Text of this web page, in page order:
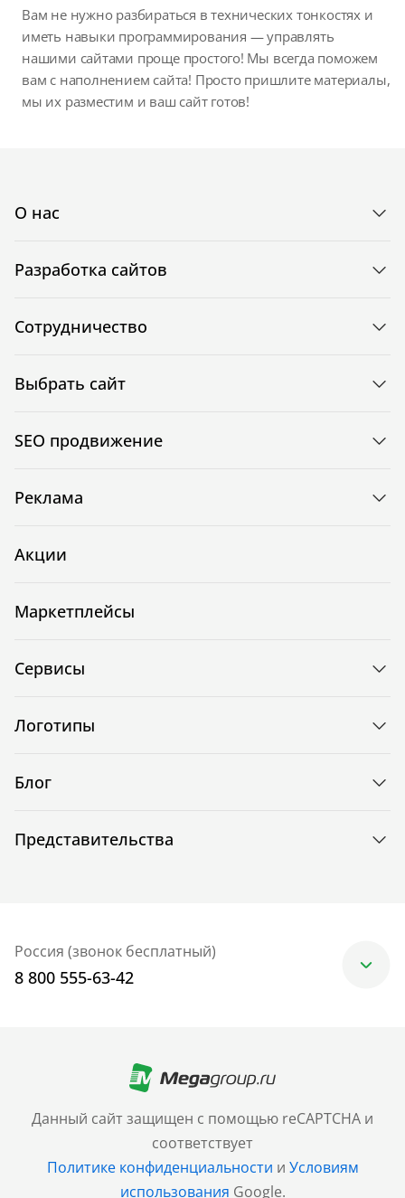
Вам не нужно разбираться в технических тонкостях и
иметь навыки программирования — управлять
нашими сайтами проще простого! Мы всегда поможем
вам с наполнением сайта! Просто пришлите материалы,
мы их разместим и ваш сайт готов!
Данный сайт защищен с помощью reCAPTCHA и
соответствует
Политике конфиденциальности и Условиям
использования Google.
О нас
Разработка сайтов
Сотрудничество
Выбрать сайт
SEO продвижение
Реклама
Акции
Маркетплейсы
Сервисы
Логотипы
Блог
Представительства
Россия (звонок бесплатный)
8 800 555-63-42
+7 (499) 705-30-10
Санкт-Петербург
+7 (812) 600-77-33
Барнаул